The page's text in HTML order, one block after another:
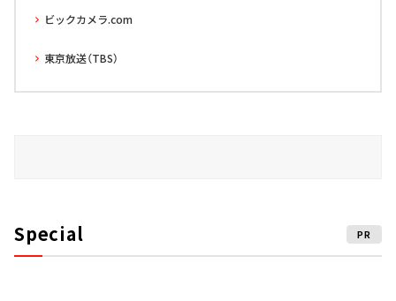
ビックカメラ.com
東京放送（TBS）
Special PR